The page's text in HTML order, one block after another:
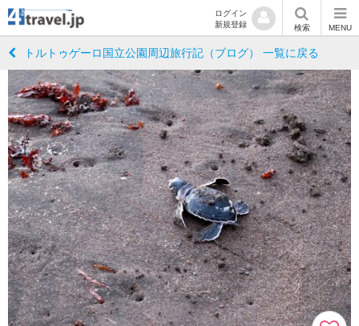
ログイン
新規登録
検索 MENU
トルトゥゲーロ国立公園周辺旅行記（ブログ） 一覧に戻る